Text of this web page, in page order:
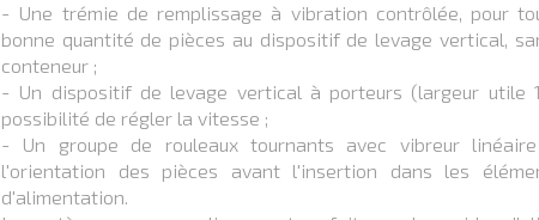
- Une trémie de remplissage à vibration contrôlée, pour
bonne quantité de pièces au dispositif de levage vertical,
conteneur ;
- Un dispositif de levage vertical à porteurs (largeur utile
possibilité de régler la vitesse ;
- Un groupe de rouleaux tournants avec vibreur
l'orientation des pièces avant l'insertion dans les
d'alimentation.